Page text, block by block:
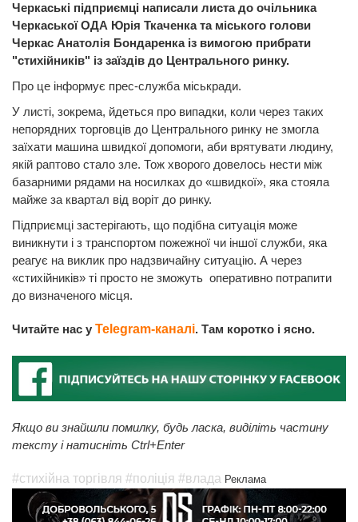
Черкаські підприємці написали листа до очільника
Черкаської ОДА Юрія Ткаченка та міського голови
Черкас Анатолія Бондаренка із вимогою прибрати
"стихійників" із заїздів до Центрального ринку.
Про це інформує прес-служба міськради.
У листі, зокрема, йдеться про випадки, коли через таких
непорядних торговців до Центрального ринку не змогла
заїхати машина швидкої допомоги, аби врятувати людину,
якій раптово стало зле. Тож хворого довелось нести між
базарними рядами на носилках до «швидкої», яка стояла
майже за квартал від воріт до ринку.
Підприємці застерігають, що подібна ситуація може
виникнути і з транспортом пожежної чи іншої служби, яка
реагує на виклик про надзвичайну ситуацію. А через
«стихійників» ті просто не зможуть оперативно потрапити
до визначеного місця.
Читайте нас у Telegram-каналі. Там коротко і ясно.
Якщо ви знайшли помилку, будь ласка, виділіть частину
тексту і натисніть Ctrl+Enter
#стихійна торгівля #поліція #влада Реклама